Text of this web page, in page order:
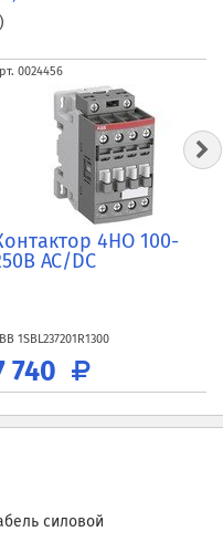
0024456
4НО 100-
AC/DC
1SBL237201R1300
740
силовой